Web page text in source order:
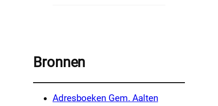
Bronnen
Adresboeken Gem. Aalten